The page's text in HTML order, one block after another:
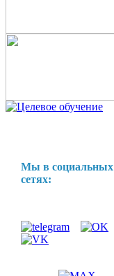
Мы в социальных
сетях: